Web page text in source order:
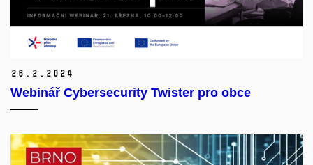
26. 2. 2024
Webinář Cybersecurity Twister pro obce